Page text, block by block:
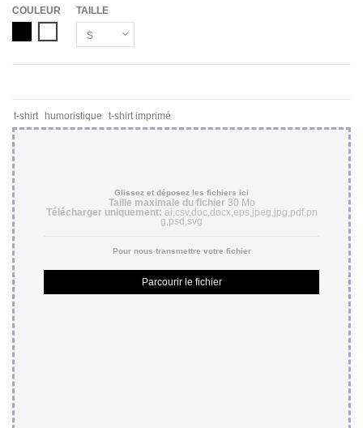
COULEUR
TAILLE
t-shirt humoristique t-shirt imprimé
Glissez et déposez les fichiers ici
Taille maximale du fichier 30 Mo
Télécharger uniquement: ai,csv,doc,docx,eps,jpeg,jpg,pdf,pn
g,psd,svg
Pour nous transmettre votre fichier
Parcourir le fichier